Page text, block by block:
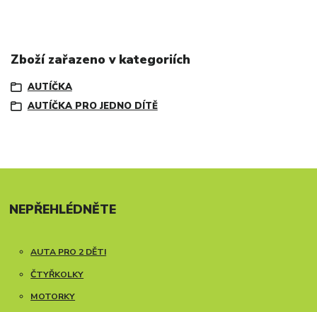
Zboží zařazeno v kategoriích
AUTÍČKA
AUTÍČKA PRO JEDNO DÍTĚ
NEPŘEHLÉDNĚTE
AUTA PRO 2 DĚTI
ČTYŘKOLKY
MOTORKY